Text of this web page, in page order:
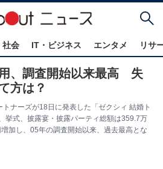
社会 IT・ビジネス エンタメ リサ
、調査開始以来最高 失
方は？
ナーズが18日に発表した「ゼクシィ 結婚ト
挙式、披露宴・披露パーティ総額は359.7万
加し、05年の調査開始以来、過去最高とな